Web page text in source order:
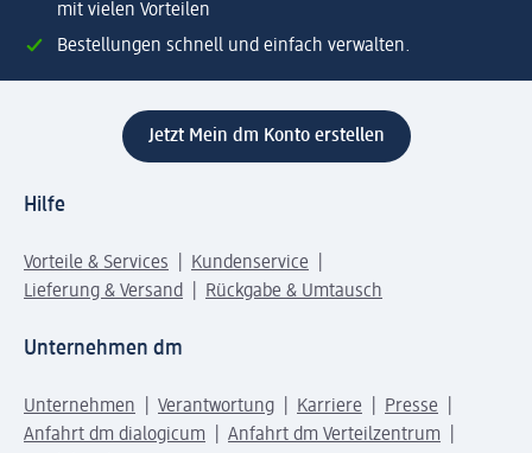
mit vielen Vorteilen
Bestellungen schnell und einfach verwalten.
Jetzt Mein dm Konto erstellen
Hilfe
Vorteile & Services
Kundenservice
Lieferung & Versand
Rückgabe & Umtausch
Unternehmen dm
Unternehmen Verantwortung Karriere
Presse
Anfahrt dm dialogicum
Anfahrt dm Verteilzentrum